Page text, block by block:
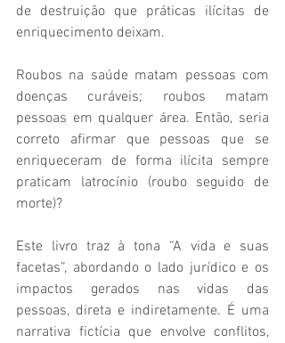
de destruição que práticas ilícitas de
enriquecimento deixam.
Roubos na saúde matam pessoas com
doenças curáveis; roubos matam
pessoas em qualquer área. Então, seria
correto afirmar que pessoas que se
enriqueceram de forma ilícita sempre
praticam latrocínio (roubo seguido de
morte)?
Este livro traz à tona “A vida e suas
facetas”, abordando o lado jurídico e os
impactos gerados nas vidas das
pessoas, direta e indiretamente. É uma
narrativa fictícia que envolve conflitos,